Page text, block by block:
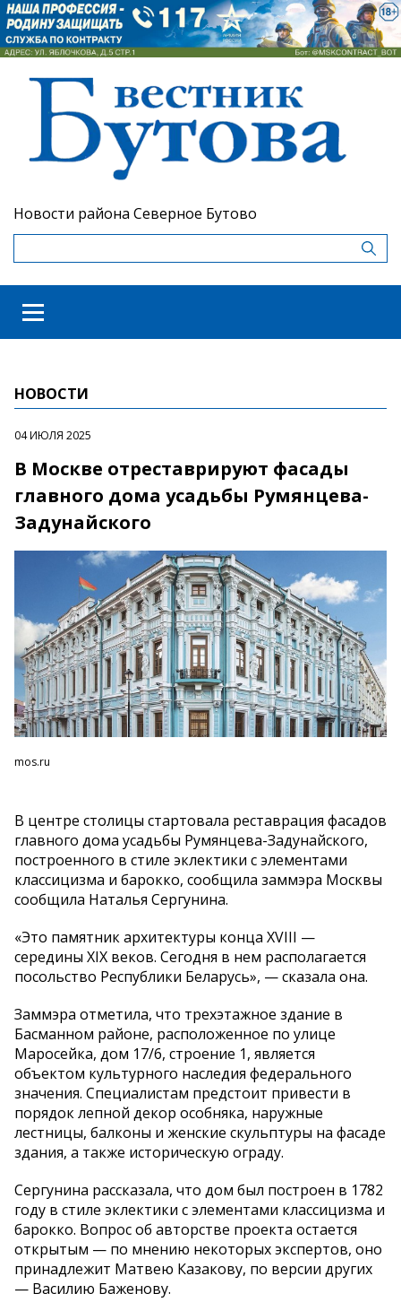
Новости района Северное Бутово
НОВОСТИ
04 ИЮЛЯ 2025
В Москве отреставрируют фасады
главного дома усадьбы Румянцева-
Задунайского
mos.ru
В центре столицы стартовала реставрация фасадов
главного дома усадьбы Румянцева-Задунайского,
построенного в стиле эклектики с элементами
классицизма и барокко, сообщила заммэра Москвы
сообщила Наталья Сергунина.
«Это памятник архитектуры конца XVIII —
середины XIX веков. Сегодня в нем располагается
посольство Республики Беларусь», — сказала она.
Заммэра отметила, что трехэтажное здание в
Басманном районе, расположенное по улице
Маросейка, дом 17/6, строение 1, является
объектом культурного наследия федерального
значения. Специалистам предстоит привести в
порядок лепной декор особняка, наружные
лестницы, балконы и женские скульптуры на фасаде
здания, а также историческую ограду.
Сергунина рассказала, что дом был построен в 1782
году в стиле эклектики с элементами классицизма и
барокко. Вопрос об авторстве проекта остается
открытым — по мнению некоторых экспертов, оно
принадлежит Матвею Казакову, по версии других
— Василию Баженову.